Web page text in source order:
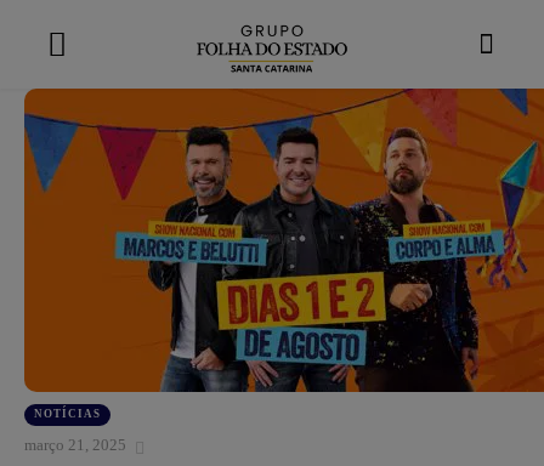
NOTÍCIAS
março 21, 2025